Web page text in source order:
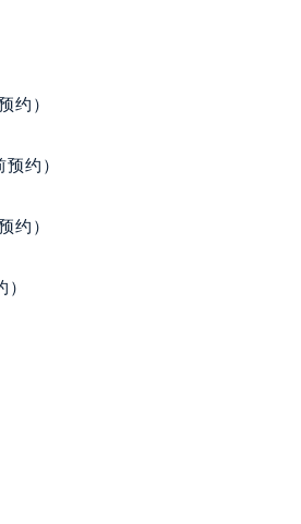
米勒售后服务中心（需提前预约）
德米勒售后服务中心（北京总部）
心（需提前预约）
需提前预约）
前预约）
（需提前预约）
需提前预约）
查德米勒售后服务中心（需提前预约
约）
约）
约）